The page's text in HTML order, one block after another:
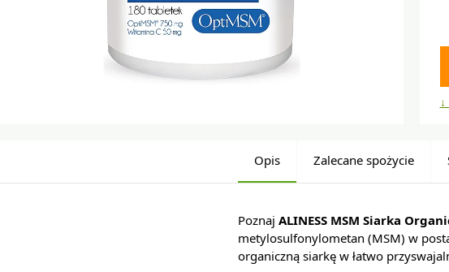
Opis Zalecane spożycie
Poznaj ALINESS MSM Siarka
metylosulfonylometan (MSM) w
organiczną siarkę w łatwo